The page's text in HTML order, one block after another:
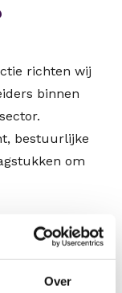
Over
richten wij
binnen
bestuurlijke
om
en
en